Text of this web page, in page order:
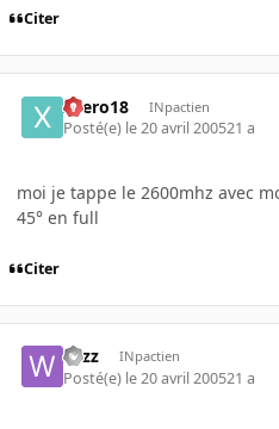
Citer
xaero18 INpactien
Posté(e) le 20 avril 200521 a
moi je tappe le 2600mhz avec
45° en full
Citer
wizz INpactien
Posté(e) le 20 avril 200521 a